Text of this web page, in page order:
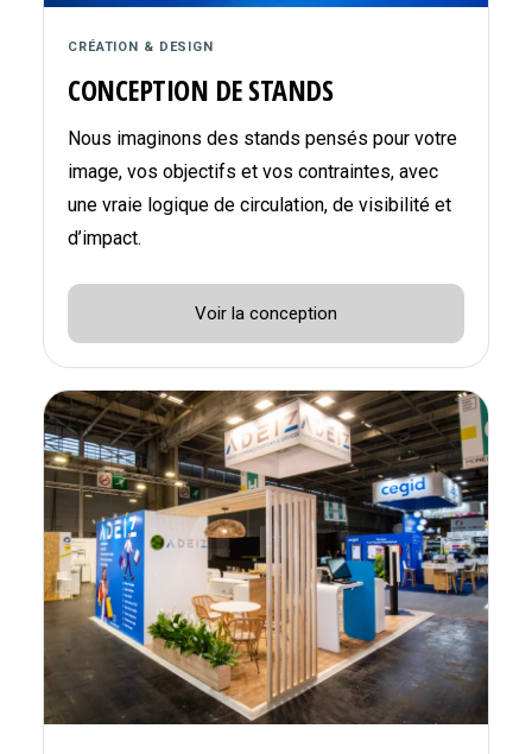
CRÉATION & DESIGN
CONCEPTION DE STANDS
Nous imaginons des stands pensés pour votre
image, vos objectifs et vos contraintes, avec
une vraie logique de circulation, de visibilité et
d’impact.
Voir la conception